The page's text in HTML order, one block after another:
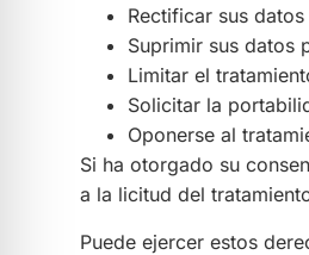
Rectificar sus
Suprimir sus datos
Limitar el
Solicitar la
Oponerse al
Si ha otorgado su
a la licitud del
Puede ejercer estos